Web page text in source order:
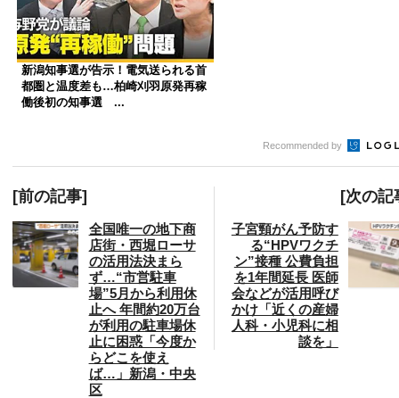
新潟知事選が告示！電気送られる首
都圏と温度差も…柏崎刈羽原発再稼
働後初の知事選 ...
Recommended by
[前の記事]
全国唯一の地下商
店街・西堀ローサ
の活用法決まら
ず…“市営駐車
場”5月から利用休
止へ 年間約20万台
が利用の駐車場休
止に困惑「今度か
らどこを使え
ば…」新潟・中央
区
[次の記
子宮頸がん予防す
る“HPVワクチ
ン”接種 公費負担
を1年間延長 医師
会などが活用呼び
かけ「近くの産婦
人科・小児科に相
談を」